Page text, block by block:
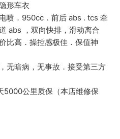
形车衣
喷．950cc．前后 abs . tcs 牵
abs ，双向快排，滑动离合
比高．操控感极佳．保值神
无暗病，无事故．接受第三方
5000公里质保（本店维修保